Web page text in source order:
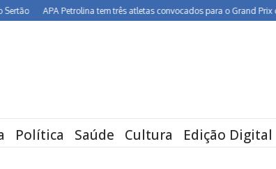
APA Petrolina tem três atletas convocados para o Grand Prix de Cali
Política Saúde Cultura Edição Digital